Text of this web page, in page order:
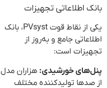
بانک اطلاعاتی تجهیزات
یکی از نقاط قوت PVsyst، بانک
اطلاعاتی جامع و به‌روز از
تجهیزات است:
پنل‌های خورشیدی: هزاران مدل
از صدها تولیدکننده مختلف